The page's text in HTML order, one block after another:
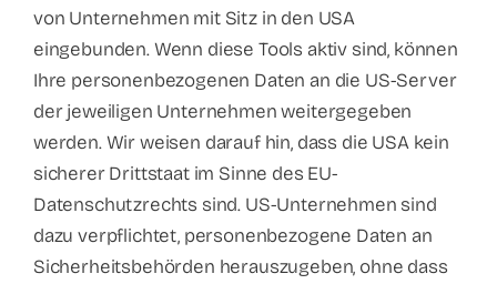
von Unternehmen mit Sitz in den USA
eingebunden. Wenn diese Tools aktiv sind, können
Ihre personenbezogenen Daten an die US-Server
der jeweiligen Unternehmen weitergegeben
werden. Wir weisen darauf hin, dass die USA kein
sicherer Drittstaat im Sinne des EU-
Datenschutzrechts sind. US-Unternehmen sind
dazu verpflichtet, personenbezogene Daten an
Sicherheitsbehörden herauszugeben, ohne dass